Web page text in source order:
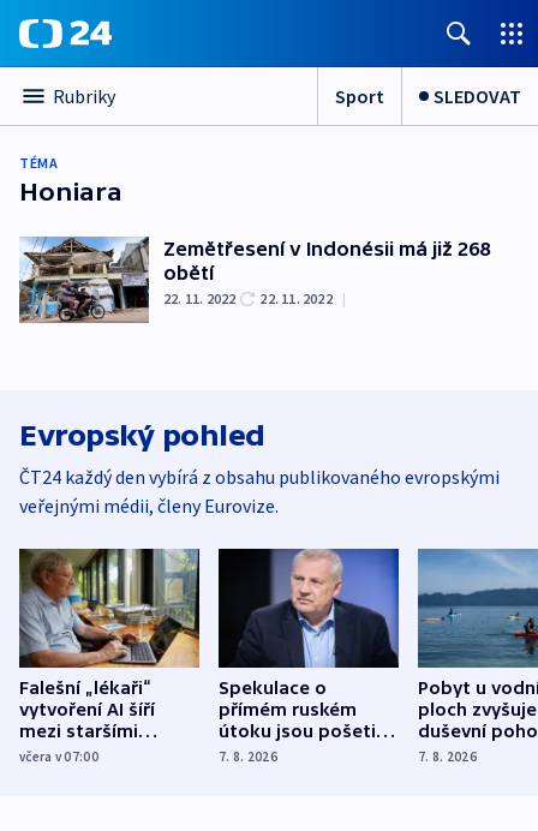
Rubriky Sport SLEDOVAT
TÉMA
Honiara
Zemětřesení v Indonésii má již 268
obětí
22. 11. 2022 22. 11. 2022 |
Evropský pohled
ČT24 každý den vybírá z obsahu publikovaného evropskými
veřejnými médii, členy Eurovize.
Falešní „lékaři“
vytvoření AI šíří
mezi staršími
Poláky nebezpečné
včera v 07:00
Spekulace o
přímém ruském
útoku jsou pošetilé,
míní estonský
7. 8. 2026
Pobyt u
ploch zvyšuje
duševní
ukázala
7. 8. 2026